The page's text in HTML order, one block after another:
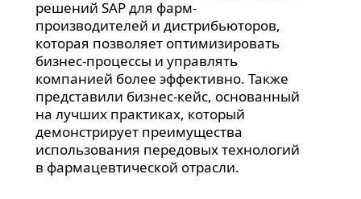
решений SAP для фарм-
производителей и дистрибьюторов,
которая позволяет оптимизировать
бизнес-процессы и управлять
компанией более эффективно. Также
представили бизнес-кейс, основанный
на лучших практиках, который
демонстрирует преимущества
использования передовых технологий
в фармацевтической отрасли.